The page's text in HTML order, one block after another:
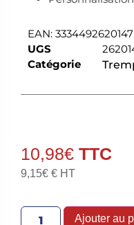
EAN: 3334492620147
UGS
Catégorie
10,98€
9,15€ € HT
Ajouter au